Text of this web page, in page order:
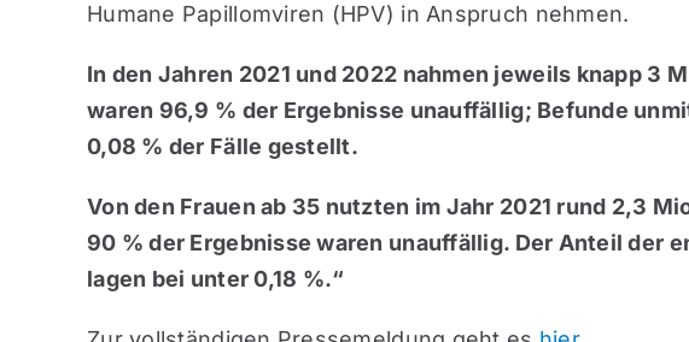
Humane Papillomviren (HPV) in Anspruch nehmen.
In den Jahren 2021 und 2022 nahmen jeweils knapp 3
waren 96,9 % der Ergebnisse unauffällig; Befunde
0,08 % der Fälle gestellt.
Von den Frauen ab 35 nutzten im Jahr 2021 rund 2,3
90 % der Ergebnisse waren unauffällig. Der Anteil der
lagen bei unter 0,18 %.“